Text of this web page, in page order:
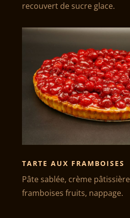
recouvert de sucre glace.
TARTE AUX FRAMBOISES
Pâte sablée, crème
framboises fruits, nappage.